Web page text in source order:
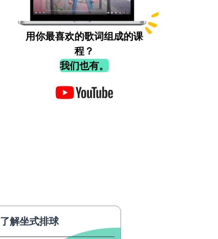
用你最喜欢的歌词组成的课
程？
我们也有。
了解坐式排球